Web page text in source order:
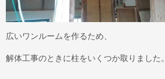
広いワンルームを作るため、
解体工事のときに柱をいくつか取りました。